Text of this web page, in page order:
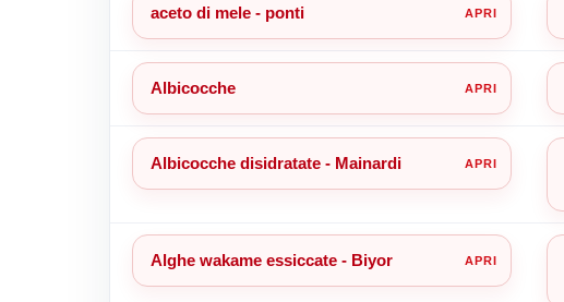
aceto di mele - ponti
Albicocche
Albicocche disidratate - Mainardi
Alghe wakame essiccate - Biyor